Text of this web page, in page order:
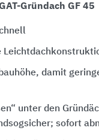
Gründach GF 45
damit
unter den
sofort